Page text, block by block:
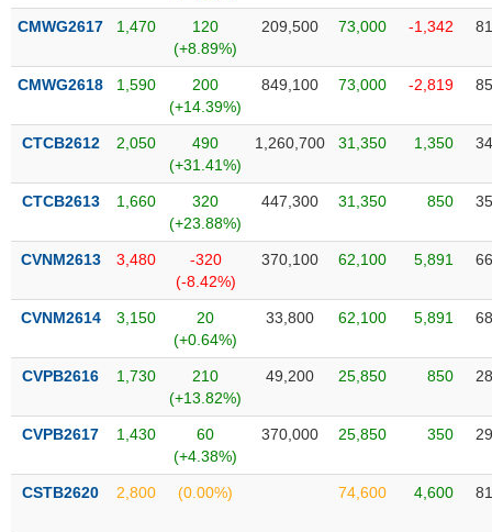
CMWG2617 1,470
120
(+8.89%)
209,500 73,000 -1,342
CMWG2618 1,590
200
(+14.39%)
849,100 73,000 -2,819
CTCB2612 2,050
490
(+31.41%)
1,260,700 31,350 1,350
CTCB2613 1,660
320
(+23.88%)
447,300 31,350 850
CVNM2613 3,480
-320
(-8.42%)
370,100 62,100 5,891
CVNM2614 3,150
20
(+0.64%)
33,800 62,100 5,891
CVPB2616 1,730
210
(+13.82%)
49,200 25,850 850
CVPB2617 1,430
60
(+4.38%)
370,000 25,850 350
CSTB2620 2,800 (0.00%) 74,600 4,600
của
(-)
Báo
phân
tích
ngữ
(-)
Dịch
(-)
Đào